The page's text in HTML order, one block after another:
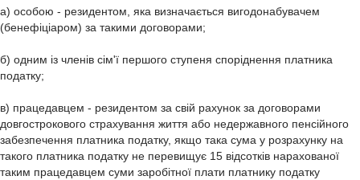
а) особою - резидентом, яка визначається вигодонабувачем
(бенефіціаром) за такими договорами;
б) одним із членів сім'ї першого ступеня споріднення платника
податку;
в) працедавцем - резидентом за свій рахунок за договорами
довгострокового страхування життя або недержавного пенсійного
забезпечення платника податку, якщо така сума у розрахунку на
такого платника податку не перевищує 15 відсотків нарахованої
таким працедавцем суми заробітної плати платнику податку